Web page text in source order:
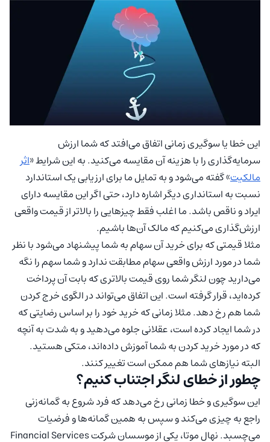
این خطا یا سوگیری زمانی اتفاق می‌افتد که شما ارزش
سرمایه‌گذاری را با هزینه آن مقایسه می‌کنید. به این شرایط «اثر
مالکیت» گفته می‌شود و به تمایل ما برای ارزیابی یک استاندارد
نسبت به استانداری دیگر اشاره دارد، حتی اگر این مقایسه دارای
ایراد و ناقص باشد. ما اغلب فقط چیزهایی را بالاتر از قیمت واقعی
ارزش‌گذاری می‌کنیم که مالک آن‌ها باشیم.
مثلا قیمتی که برای خرید آن سهام به شما پیشنهاد می‌شود با نظر
شما در مورد ارزش واقعی سهام مطابقت ندارد و شما سهم را نگه
می‌دارید چون لنگر شما روی قیمت بالاتری که بابت آن پرداخت
کرده‌اید، قرار گرفته است. این اتفاق می‌تواند در الگوی خرج کردن
شما هم رخ دهد. مثلا زمانی که خرید خود را بر اساس رضایتی که
در شما ایجاد کرده است، عقلانی جلوه می‌دهید و به شدت به آنچه
که در مورد خرید کردن به شما آموزش داده‌اند، متکی هستید.
البته نیازهای شما هم ممکن است تغییر کنند.
چطور از خطای لنگر اجتناب کنیم؟
این سوگیری و خطا زمانی رخ می‌دهد که فرد شروع به گمانه‌زنی
راجع به چیزی می‌کند و سپس به همین گمانه‌ها و فرضیات
می‌چسبد. نهال موتا، یکی از موسسان شرکت Financial Services